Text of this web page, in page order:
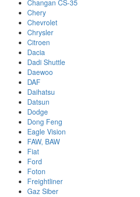
Changan CS-35
Chery
Chevrolet
Chrysler
Citroen
Dacia
Dadi Shuttle
Daewoo
DAF
Daihatsu
Datsun
Dodge
Dong Feng
Eagle Vision
FAW, BAW
Fiat
Ford
Foton
Freightliner
Gaz Siber